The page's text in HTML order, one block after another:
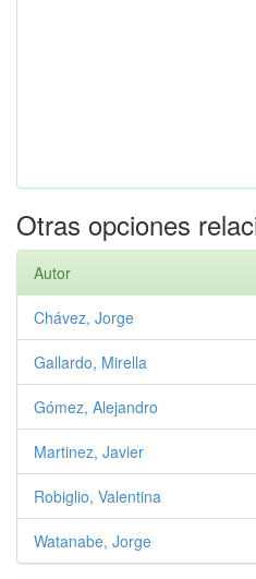
Otras opciones
Autor
Chávez, Jorge
Gallardo, Mirella
Gómez, Alejandro
Martinez, Javier
Robiglio, Valentina
Watanabe, Jorge